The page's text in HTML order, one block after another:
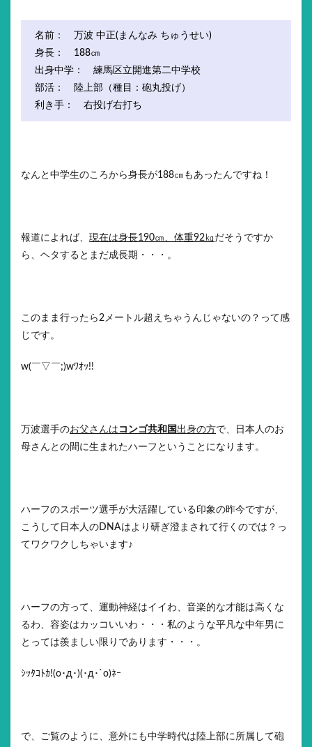
名前： 万波 中正(まんなみ ちゅうせい)
身長： 188㎝
出身中学： 練馬区立開進第二中学校
部活： 陸上部（種目：砲丸投げ）
利き手： 右投げ右打ち
なんと中学生のころから身長が188㎝もあったんですね！
報道によれば、 現在は身長190㎝、体重92㎏ だそうですか
ら、ヘタするとまだ成長期・・・。
このまま行ったら2メートル超えちゃうんじゃないの？って感
じです。
w(￣▽￣;)wﾜｵｯ!!
万波選手のお父さんは コンゴ共和国 出身の方で、日本人のお
母さんとの間に生まれたハーフということになります。
ハーフのスポーツ選手が大活躍している印象の昨今ですが、
こうして日本人のDNAはより研ぎ澄まされて行くのでは？っ
てワクワクしちゃいます♪
ハーフの方って、運動神経はイイわ、音楽的な才能は高くな
るわ、容姿はカッコいいわ・・・私のような平凡な中年男に
とっては羨ましい限りであります・・・。
ｼｯﾀｺﾄｶ!(ο･д･)(･д･`ο)ﾈｰ
で、ご覧のように、意外にも中学時代は陸上部に所属して砲